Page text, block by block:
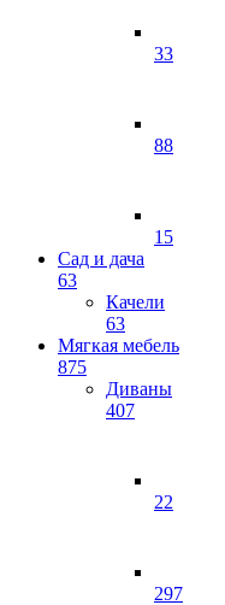
33
88
15
Сад и дача
63
Качели
63
Мягкая мебель
875
Диваны
407
22
297